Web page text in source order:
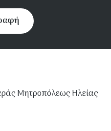
Μητροπόλεως Ηλείας